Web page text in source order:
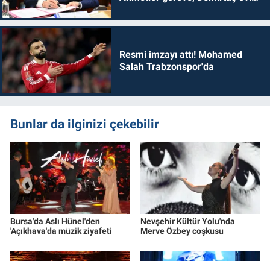
Resmi imzayı attı! Mohamed
Salah Trabzonspor'da
Bunlar da ilginizi çekebilir
Bursa'da Aslı Hünel'den
'Açıkhava'da müzik ziyafeti
Nevşehir Kültür Yolu'nda
Merve Özbey coşkusu